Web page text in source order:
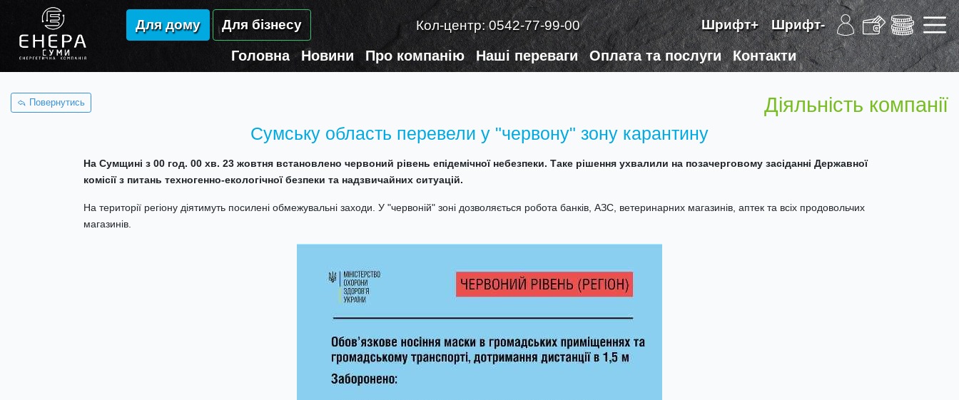
Для дому Для бізнесу Кол-центр:0542-77-99-00 Шрифт+ Шрифт-
Головна Новини Про компанію Наші переваги Оплата та послуги Контакти
Повернутись Діяльність компанії
Сумську область перевели у "червону" зону карантину
На Сумщині з 00 год. 00 хв. 23 жовтня встановлено червоний рівень епідемічної небезпеки. Таке рішення ухвалили на позачерговому засіданні Державної
комісії з питань техногенно-екологічної безпеки та надзвичайних ситуацій.
На території регіону діятимуть посилені обмежувальні заходи. У "червоній" зоні дозволяється робота банків, АЗС, ветеринарних магазинів, аптек та всіх продовольчих
магазинів.